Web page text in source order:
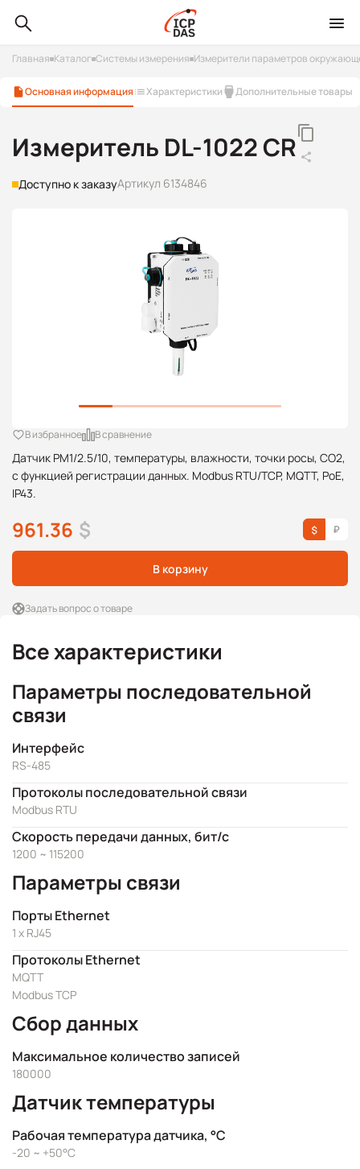
Главная Каталог Системы измерения Измерители параметров
Основная информация Характеристики Дополнительные товары
Измеритель DL-1022 CR
Доступно к заказуАртикул 6134846
Датчик PM1/2.5/10, температуры, влажности, точки росы, CO2,
с функцией регистрации данных. Modbus RTU/TCP, MQTT, PoE,
IP43.
В избранное В сравнение
961.36 $
В корзину
Задать вопрос о товаре
Все характеристики
Параметры последовательной
связи
Интерфейс
RS-485
Протоколы последовательной связи
Modbus RTU
Скорость передачи данных, бит/с
1200 ~ 115200
Параметры связи
Порты Ethernet
1 x RJ45
Протоколы Ethernet
MQTT
Modbus TCP
Сбор данных
Максимальное количество записей
180000
Датчик температуры
Рабочая температура датчика, °C
-20 ~ +50°C